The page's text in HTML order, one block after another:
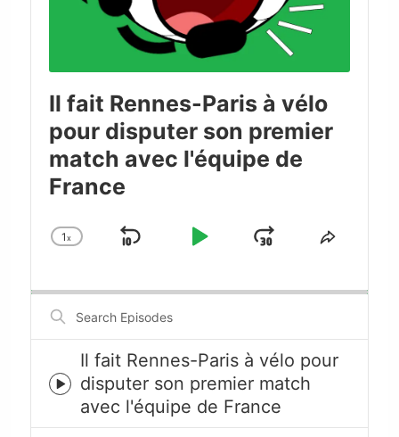
Il fait Rennes-Paris à vélo
pour disputer son premier
match avec l'équipe de
France
Change
1x
Skip
Play
JumpShare
Search
Episodes
Episode
play
icon
Il fait Rennes-Paris à vélo pour
disputer son premier match
avec l'équipe de France